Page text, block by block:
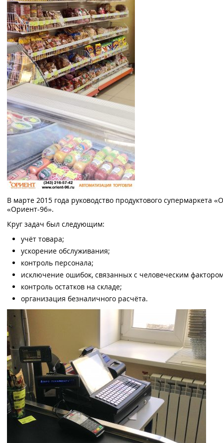
В марте 2015 года руководство продуктового
«Ориент-96».
Круг задач был следующим:
учёт товара;
ускорение обслуживания;
контроль персонала;
исключение ошибок, связанных с человеческим
контроль остатков на складе;
организация безналичного расчёта.